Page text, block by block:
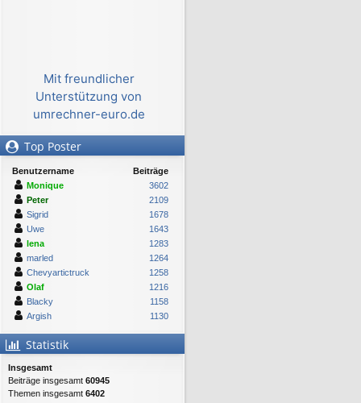
Mit freundlicher
Unterstützung von
umrechner-euro.de
Top Poster
Benutzername
Beiträge
Monique
3602
Peter
2109
Sigrid
1678
Uwe
1643
lena
1283
marled
1264
Chevyartictruck
1258
Olaf
1216
Blacky
1158
Argish
1130
Statistik
Insgesamt
Beiträge insgesamt 60945
Themen insgesamt 6402